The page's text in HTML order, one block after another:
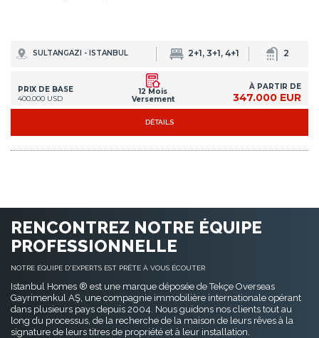
SULTANGAZI - ISTANBUL 2+1, 3+1, 4+1 2
PRIX DE BASE
400.000 USD
12 Mois
Versement
À PARTIR DE
347.000 EUR
DÉTAILS
RENCONTREZ NOTRE ÉQUIPE
PROFESSIONNELLE
NOTRE ÉQUIPE D'EXPERTS EST PRÊTE À VOUS ÉCOUTER
Istanbul Homes ® est une marque déposée de Tekçe Overseas
Gayrimenkul AŞ, une compagnie immobilière internationale opérant
dans plusieurs pays depuis 2004. Nous guidons nos clients tout au
long du processus, de la recherche de la maison de leurs rêves à la
signature de leurs titres de propriété et à leur installation.